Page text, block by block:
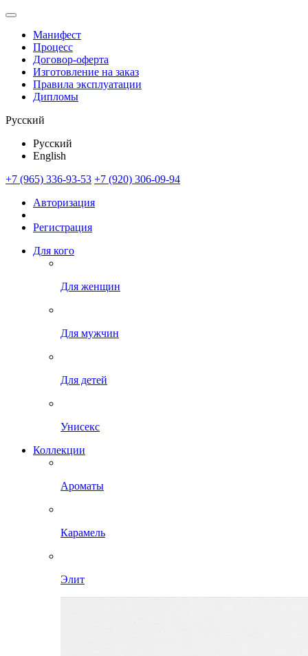
Манифест
Процесс
Договор-оферта
Изготовление на заказ
Правила эксплуатации
Дипломы
Русский
Русский
English
+7 (965) 336-93-53 +7 (920) 306-09-94
Авторизация
Регистрация
Для кого
Для женщин
Для мужчин
Для детей
Унисекс
Коллекции
Ароматы
Карамель
Элит